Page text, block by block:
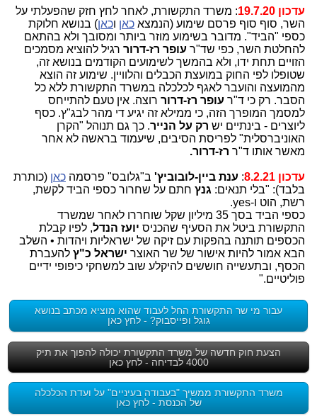
עדכון 19.7.20
: משרד התקשורת, לאחר לחץ חזק שהפעלתי על
השר, סוף סוף פרסם שימוע (הנמצא כאן וכאן) בנושא חלוקת
כספי "הביד". מדובר בשימוע מוזר ביותר ומסובך ולא בהתאם
להחלטת השר, כפי שד"ר עופר רז-דרור רגיל להוציא מסמכים
הזויים תחת ידו, ולא בהמשך לשימועים הקודמים בנושא זה,
שטופלו לפי החוק במועצת הכבלים והלוויין. שימוע זה הוצא
מהמועצה והועבר לאגף לכלכלה במשרד התקשורת ללא כל
הסבר. רק כי ד"ר עופר רז-דרור רוצה. אין טעם להתייחס
למסמך המופרך הזה, כי ממילא זה יגיע די מהר לבג"ץ. כסף
ליוצרים - בינתיים יש רק על הנייר. כך גם תנוהל "הקרן
האוניברסלית" לפריסת הסיבים, שיעמוד בראשה לא אחר
מאשר אותו ד"ר רז-דרור.
עדכון 8.2.21 : ענת ביין-לובוביץ' ב"גלובס" פרסמה כאן (כותרת
בלבד): "בלי תנאים: גנץ חתם על שחרור כספי הביד לקשת,
רשת, הוט ו-yes.
כספי הביד בסך 35 מיליון שקל שוחררו לאחר שמשרד
התקשורת ביטל את הסעיף שהכניס יועז הנדל, לפיו קבלת
הכספים תותנה בהפקות עם זיקה של ישראליות ויהדות • השלב
הבא אמור להיות אישור של שר האוצר ישראל כ"ץ להעברת
הכסף, ובתעשייה חוששים להיקלע שוב למשחקי כיפופי ידיים
פוליטיים."
עבור מי שר התקשורת החל לעבוד שהוא מוציא מכתב בנושא
גוגל ופייסבוק? - לחץ כאן
הצעת חוק חדשה של משרד התקשורת יכולה להפוך את תיק
4000 לבדיחה - לחץ כאן
משרד התקשורת ממשיך "בעבודה בעיניים" על ועדת הכלכלה
של הכנסת - לחץ כאן